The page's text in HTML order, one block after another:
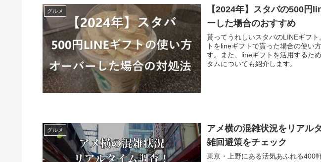
グルメ
【2024年】スタバの500円
ーした場合のおすすめ
貰ってうれしいスタバのLINEギフ
トをlineギフトで貰った場合の使い
す。また、lineギフトを活用するた
タムについても紹介します。
グルメ
アメ横の混雑状況をリアル
雑回避策をチェック
東京・上野にある活気あふれる400